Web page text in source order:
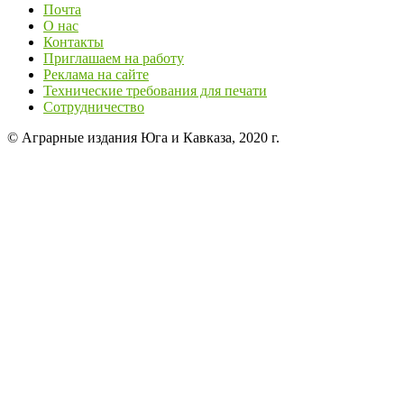
Почта
О нас
Контакты
Приглашаем на работу
Реклама на сайте
Технические требования для печати
Сотрудничество
© Аграрные издания Юга и Кавказа, 2020 г.